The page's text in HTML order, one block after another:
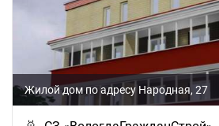
Жилой дом по адресу Народная, 27